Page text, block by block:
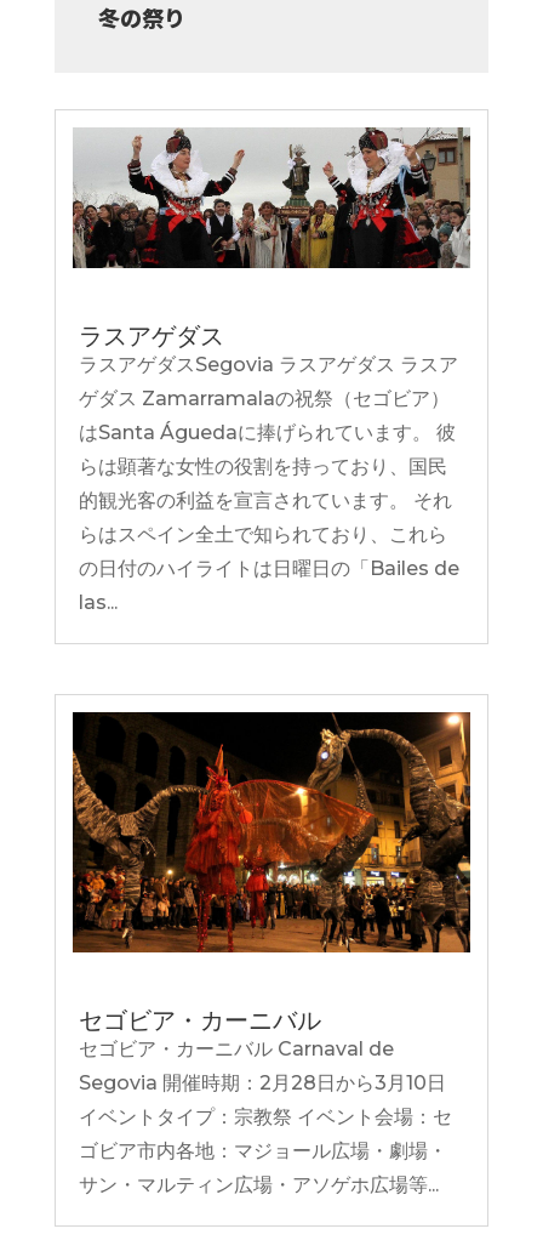
冬の祭り
ラスアゲダス
ラスアゲダスSegovia ラスアゲダス ラスア
ゲダス Zamarramalaの祝祭（セゴビア）
はSanta Águedaに捧げられています。 彼
らは顕著な女性の役割を持っており、国民
的観光客の利益を宣言されています。 それ
らはスペイン全土で知られており、これら
の日付のハイライトは日曜日の「Bailes de
las...
セゴビア・カーニバル
セゴビア・カーニバル Carnaval de
Segovia 開催時期：2月28日から3月10日
イベントタイプ：宗教祭 イベント会場：セ
ゴビア市内各地：マジョール広場・劇場・
サン・マルティン広場・アソゲホ広場等...